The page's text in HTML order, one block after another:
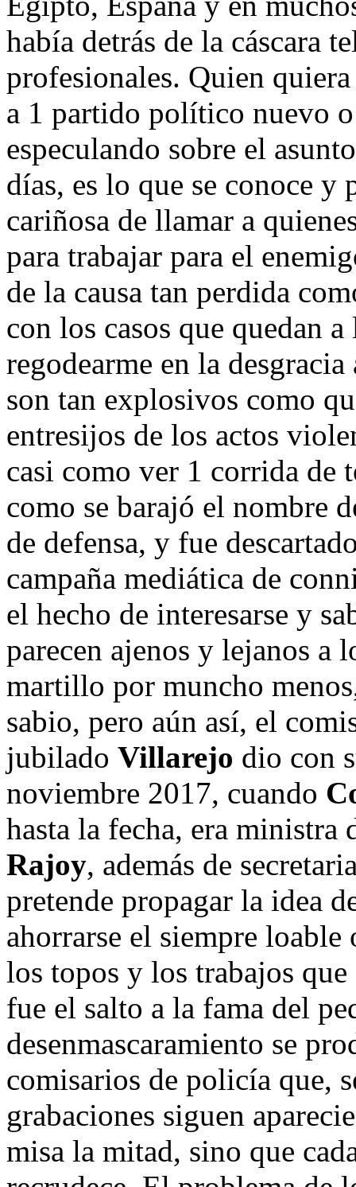
había detrás de la cáscara
profesionales. Quien
a 1 partido político nuevo
especulando sobre el
días, es lo que se conoce y
cariñosa de llamar a
para trabajar para el
de la causa tan perdida
con los casos que quedan
regodearme en la
son tan explosivos como
entresijos de los actos
casi como ver 1 corrida de
como se barajó el nombre
de defensa, y fue
campaña mediática de
el hecho de interesarse y
parecen ajenos y lejanos a
martillo por muncho
sabio, pero aún así, el
jubilado Villarejo dio con
noviembre 2017, cuando
hasta la fecha, era ministra
Rajoy, además de
pretende propagar la idea
ahorrarse el siempre
los topos y los trabajos que
fue el salto a la fama del
desenmascaramiento se
comisarios de policía que,
grabaciones siguen
misa la mitad, sino que